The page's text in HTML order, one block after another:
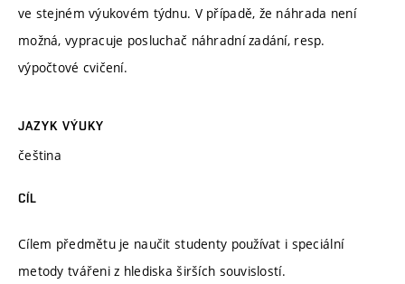
ve stejném výukovém týdnu. V případě, že náhrada není
možná, vypracuje posluchač náhradní zadání, resp.
výpočtové cvičení.
JAZYK VÝUKY
čeština
CÍL
Cílem předmětu je naučit studenty používat i speciální
metody tvářeni z hlediska širších souvislostí.